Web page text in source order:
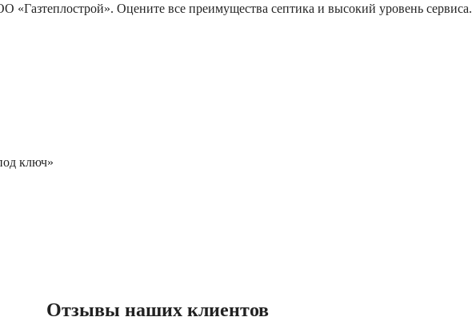
«Газтеплострой». Оцените все преимущества септика и высокий уровень сервиса.
ключ»
Отзывы наших клиентов